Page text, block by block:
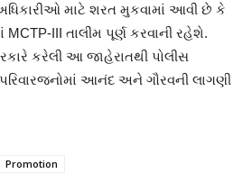
માટે શરત મુકવામાં આવી છે કે
III તાલીમ પૂર્ણ કરવાની રહેશે.
કરેલી આ જાહેરાતથી પોલીસ
આનંદ અને ગૌરવની લાગણી
Promotion